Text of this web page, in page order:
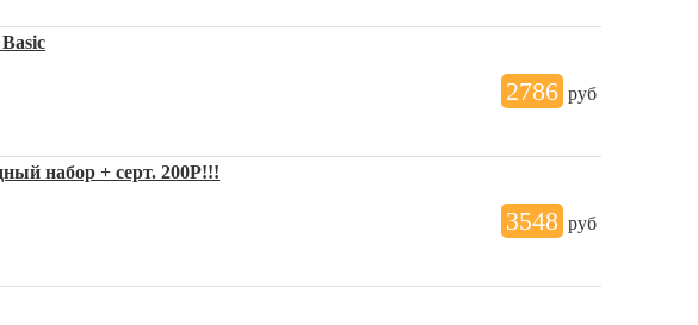
2786 руб
набор + серт. 200Р!!!
3548 руб